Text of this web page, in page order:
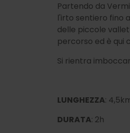
Partendo da
l'irto sentiero fino
delle piccole
percorso ed è qui
Si rientra
LUNGHEZZA:
DURATA: 2h